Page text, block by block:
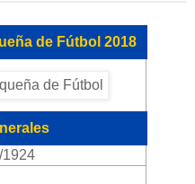
de Fútbol 2018
1924